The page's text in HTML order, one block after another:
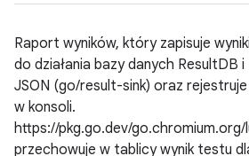
Raport wyników, który zapisuje
do działania bazy danych ResultDB
JSON (go/result-sink) oraz rejestruje
w konsoli.
https://pkg.go.dev/
przechowuje w tablicy wynik testu